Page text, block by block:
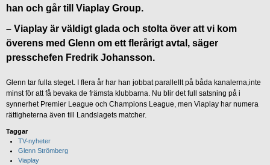
han och går till Viaplay Group.
– Viaplay är väldigt glada och stolta över att vi kom
överens med Glenn om ett flerårigt avtal, säger
presschefen Fredrik Johansson.
Glenn tar fulla steget. I flera år har han jobbat parallellt på båda kanalerna,inte
minst för att få bevaka de främsta klubbarna. Nu blir det full satsning på i
synnerhet Premier League och Champions League, men Viaplay har numera
rättigheterna även till Landslagets matcher.
Taggar
TV-nyheter
Glenn Strömberg
Viaplay